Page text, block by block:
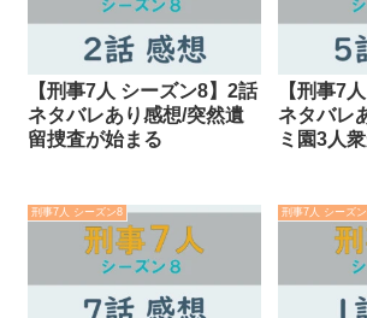
【刑事7人 シーズン8】2話
ネタバレあり感想/突然遺
留捜査が始まる
【刑事7
ネタバレ
ミ園3人
刑事7人 シーズン8 刑事7人 シーズ